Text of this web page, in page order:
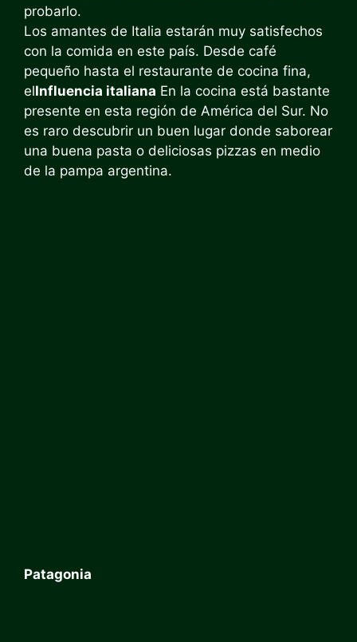
probarlo.
Los amantes de Italia estarán muy satisfechos
con la comida en este país. Desde café
pequeño hasta el restaurante de cocina fina,
elInfluencia italiana En la cocina está bastante
presente en esta región de América del Sur. No
es raro descubrir un buen lugar donde saborear
una buena pasta o deliciosas pizzas en medio
de la pampa argentina.
Patagonia